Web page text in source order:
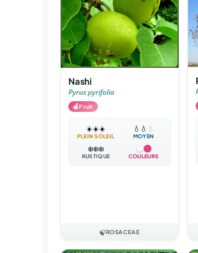
Nashi
Pyrus pyrifolia
🍎Fruit
☀️☀️☀️
PLEIN SOLEIL
💧 💧 💧
MOYEN
❄️❄️❄️
RUSTIQUE COULEURS
🍃ROSACEAE